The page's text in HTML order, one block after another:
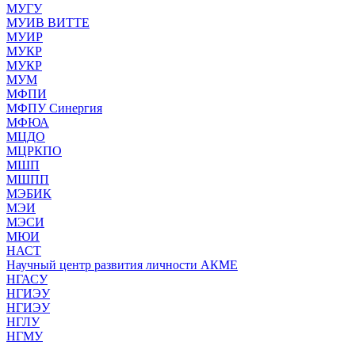
МУГУ
МУИВ ВИТТЕ
МУИР
МУКР
МУКР
МУМ
МФПИ
МФПУ Синергия
МФЮА
МЦДО
МЦРКПО
МШП
МШПП
МЭБИК
МЭИ
МЭСИ
МЮИ
НАСТ
Научный центр развития личности АКМЕ
НГАСУ
НГИЭУ
НГИЭУ
НГЛУ
НГМУ